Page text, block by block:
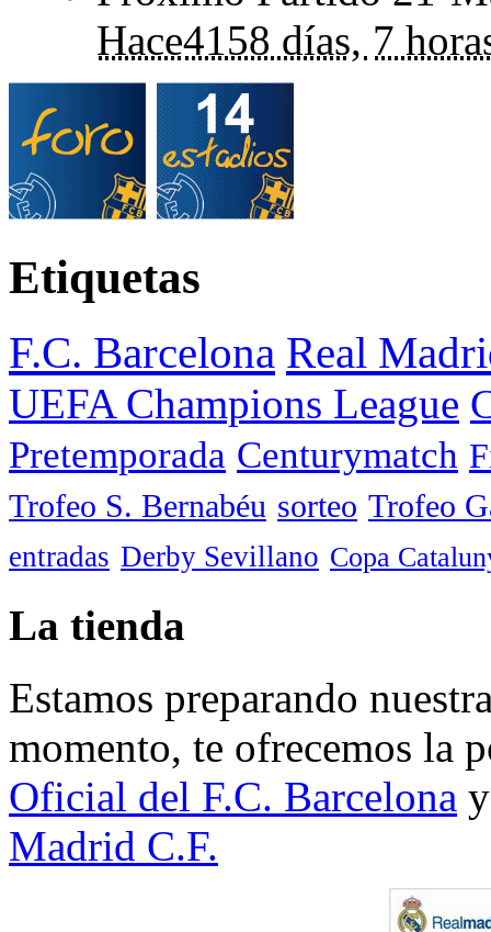
Hace4158 días, 7
Etiquetas
F.C. Barcelona Real
UEFA Champions League
Pretemporada Centurymatch
Trofeo S. Bernabéu sorteo Trofeo
entradas Derby Sevillano Copa
La tienda
Estamos preparando
momento, te ofrecemos la
Oficial del F.C. Barcelona
Madrid C.F.